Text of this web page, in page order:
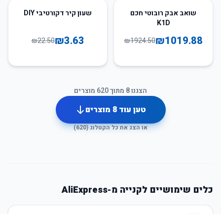
47
שואב אבק רובוטי חכם
K1D
₪1019.88
₪1924.50
84
שעון קיר דקורטיבי DIY
₪3.63
₪22.50
הצגנו8 מתוך620 מוצרים
טען עוד8 מוצרים
או הצג את כל הקטלוג (620
)
כלים שימושיים לקנייה מ-AliExpress